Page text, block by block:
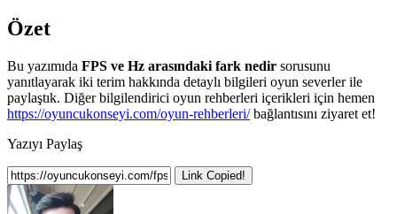
Özet
Bu yazımıda FPS ve Hz arasındaki fark nedir sorusunu
yanıtlayarak iki terim hakkında detaylı bilgileri oyun severler ile
paylaştık. Diğer bilgilendirici oyun rehberleri içerikleri için hemen
https://oyuncukonseyi.com/oyun-rehberleri/bağlantısını ziyaret et!
Yazıyı Paylaş
Link Copied!